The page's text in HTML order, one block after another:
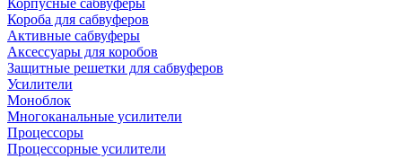
Корпусные сабвуферы
Короба для сабвуферов
Активные сабвуферы
Аксессуары для коробов
Защитные решетки для сабвуферов
Усилители
Моноблок
Многоканальные усилители
Процессоры
Процессорные усилители